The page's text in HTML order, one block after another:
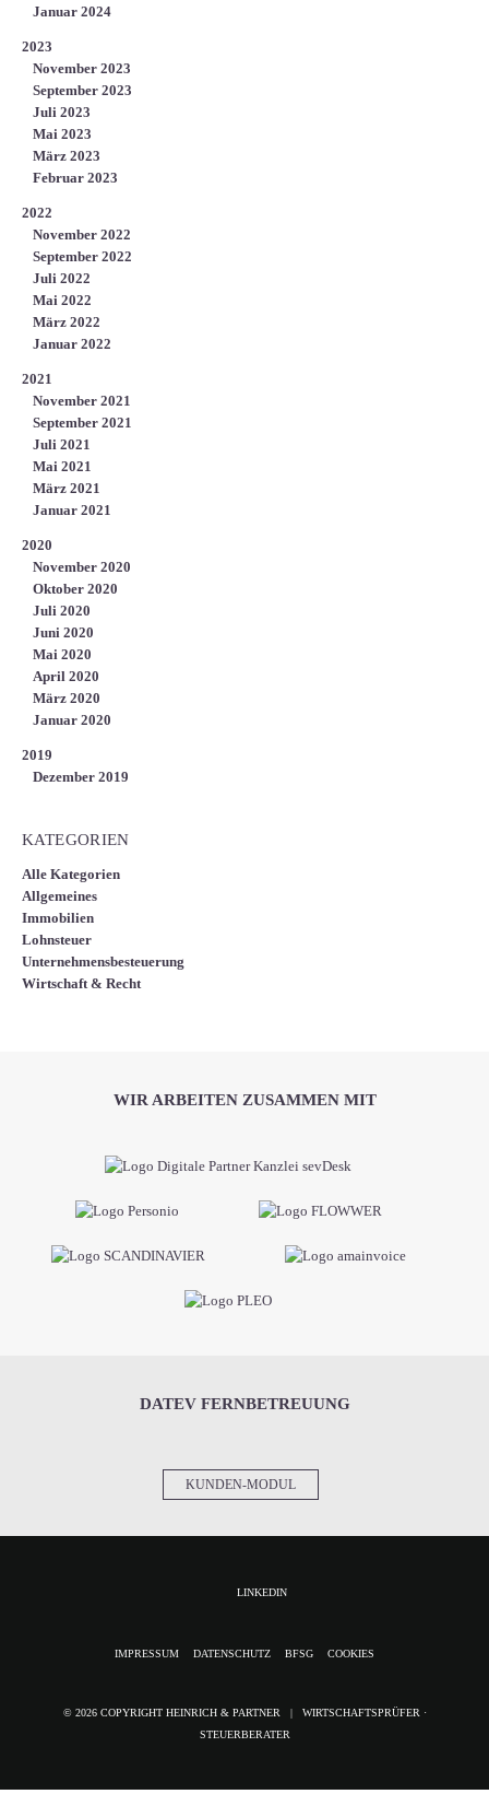
Januar 2024
2023
November 2023
September 2023
Juli 2023
Mai 2023
März 2023
Februar 2023
2022
November 2022
September 2022
Juli 2022
Mai 2022
März 2022
Januar 2022
2021
November 2021
September 2021
Juli 2021
Mai 2021
März 2021
Januar 2021
2020
November 2020
Oktober 2020
Juli 2020
Juni 2020
Mai 2020
April 2020
März 2020
Januar 2020
2019
Dezember 2019
KATEGORIEN
Alle Kategorien
Allgemeines
Immobilien
Lohnsteuer
Unternehmensbesteuerung
Wirtschaft & Recht
WIR ARBEITEN ZUSAMMEN MIT
DATEV FERNBETREUUNG
KUNDEN-MODUL
LINKEDIN
NAVIGATION
IMPRESSUM DATENSCHUTZ BFSG COOKIES
© 2026 COPYRIGHT HEINRICH & PARTNER | WIRTSCHAFTSPRÜFER ·
STEUERBERATER